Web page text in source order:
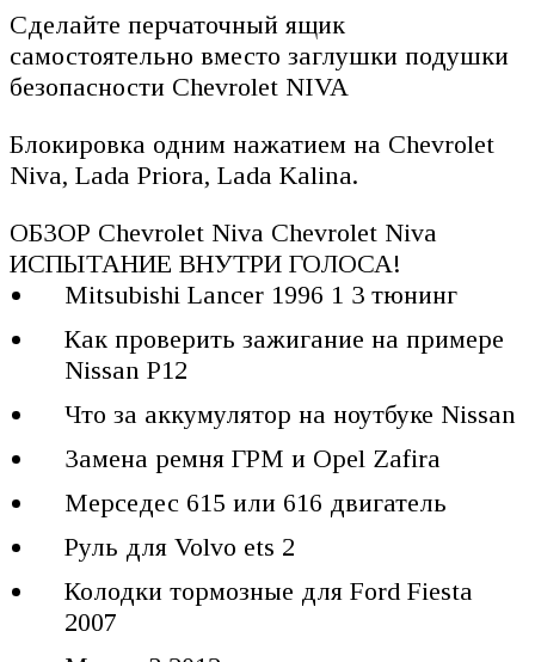
Сделайте перчаточный ящик
самостоятельно вместо заглушки подушки
безопасности Chevrolet NIVA
Блокировка одним нажатием на Chevrolet
Niva, Lada Priora, Lada Kalina.
ОБЗОР Chevrolet Niva Chevrolet Niva
ИСПЫТАНИЕ ВНУТРИ ГОЛОСА!
Mitsubishi Lancer 1996 1 3 тюнинг
Как проверить зажигание на примере
Nissan P12
Что за аккумулятор на ноутбуке Nissan
Замена ремня ГРМ и Opel Zafira
Мерседес 615 или 616 двигатель
Руль для Volvo ets 2
Колодки тормозные для Ford Fiesta
2007